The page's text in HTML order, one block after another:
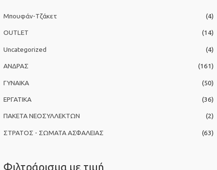
τ
η
ι
α
Μπουφάν-Τζάκετ (4)
OUTLET (14)
Uncategorized (4)
ΑΝΔΡΑΣ (161)
ΓΥΝΑΙΚΑ (50)
ΕΡΓΑΤΙΚΑ (36)
ΠΑΚΕΤΑ ΝΕΟΣΥΛΛΕΚΤΩΝ (2)
ΣΤΡΑΤΟΣ - ΣΩΜΑΤΑ ΑΣΦΑΛΕΙΑΣ (63)
Φιλτράρισμα με τιμή